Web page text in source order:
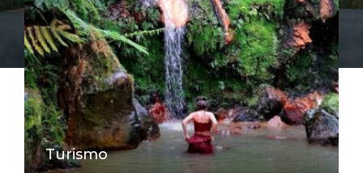
Turismo